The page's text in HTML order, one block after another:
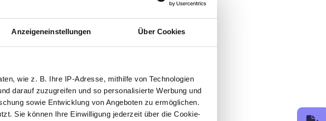
Anzeigeneinstellungen Über Cookies
wie z. B. Ihre IP-Adresse, mithilfe von Technologien
darauf zuzugreifen und so personalisierte Werbung und
sowie Entwicklung von Angeboten zu ermöglichen.
Sie können Ihre Einwilligung jederzeit über die Cookie-
Besuch wert.
zur Elektrizität,
Ikonen-
und
Sozialwesen
Fach-, Hilfs- und